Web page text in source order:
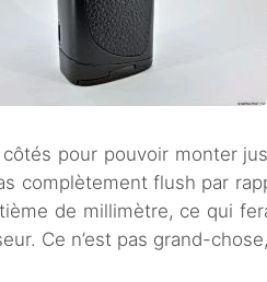
pour pouvoir monter
complètement flush par
de millimètre, ce qui
Ce n’est pas grand-